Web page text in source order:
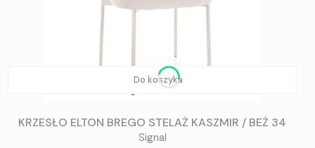
Do koszyka
KRZESŁO ELTON BREGO STELAŻ KASZMIR / BEŻ 34
Signal